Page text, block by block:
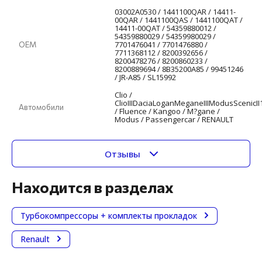
ОЕМ
03002A0530 / 1441100QAR / 14411-
00QAR / 1441100QAS / 1441100QAT /
14411-00QAT / 54359880012 /
54359880029 / 54359980029 /
7701476041 / 7701476880 /
7711368112 / 8200392656 /
8200478276 / 8200860233 /
8200889694 / 8B35200A85 / 99451246
/ JR-A85 / SL15992
Автомобили
Clio /
/ Fluence / Kangoo / M?gane /
Modus / Passengercar / RENAULT
Отзывы
Находится в разделах
Турбокомпрессоры + комплекты прокладок
Renault